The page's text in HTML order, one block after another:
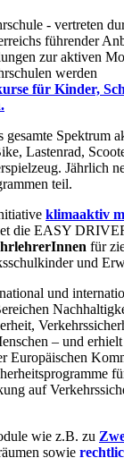
- vertreten
führender
zur aktiven
werden
für Kinder,
gesamte Spektrum
Lastenrad,
Jährlich
teil.
klimaaktiv
die EASY
für
und
und
– und
Europäischen
auf
wie z.B. zu
sowie